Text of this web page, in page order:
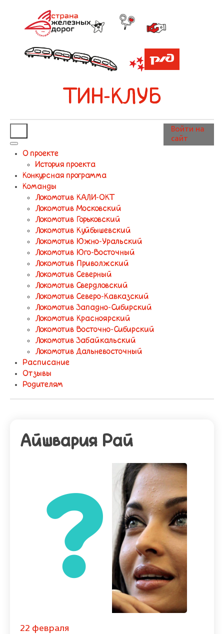
ТИН-КЛУБ
О проекте
История проекта
Конкурсная программа
Команды
Локомотив КАЛИ-ОКТ
Локомотив Московский
Локомотив Горьковский
Локомотив Куйбышевский
Локомотив Южно-Уральский
Локомотив Юго-Восточный
Локомотив Приволжский
Локомотив Северный
Локомотив Свердловский
Локомотив Северо-Кавказский
Локомотив Западно-Сибирский
Локомотив Красноярский
Локомотив Восточно-Сибирский
Локомотив Забайкальский
Локомотив Дальневосточный
Расписание
Отзывы
Родителям
Войти на
сайт
Айшвария Рай
22 февраля